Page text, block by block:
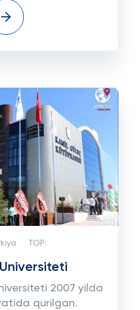
TOP:
2007 yilda
qurilgan.